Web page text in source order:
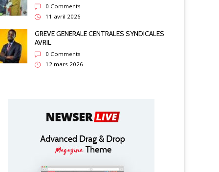
0 Comments
11 avril 2026
GREVE GENERALE CENTRALES SYNDICALES
AVRIL
0 Comments
12 mars 2026